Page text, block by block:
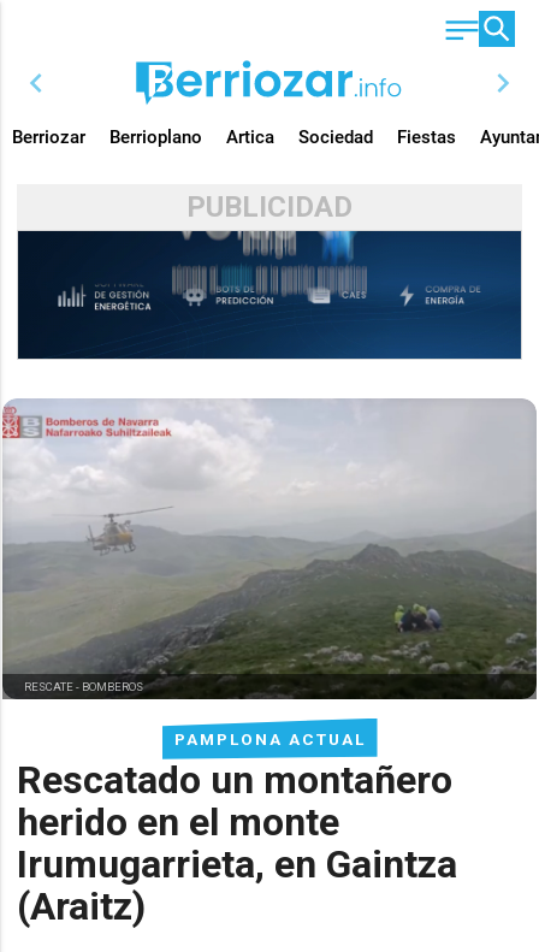
chevron_left chevron_right
Berriozar Berrioplano Artica Sociedad Fiestas
PUBLICIDAD
PAMPLONA ACTUAL
Rescatado un montañero
herido en el monte
Irumugarrieta, en Gaintza
(Araitz)
RESCATE - BOMBEROS